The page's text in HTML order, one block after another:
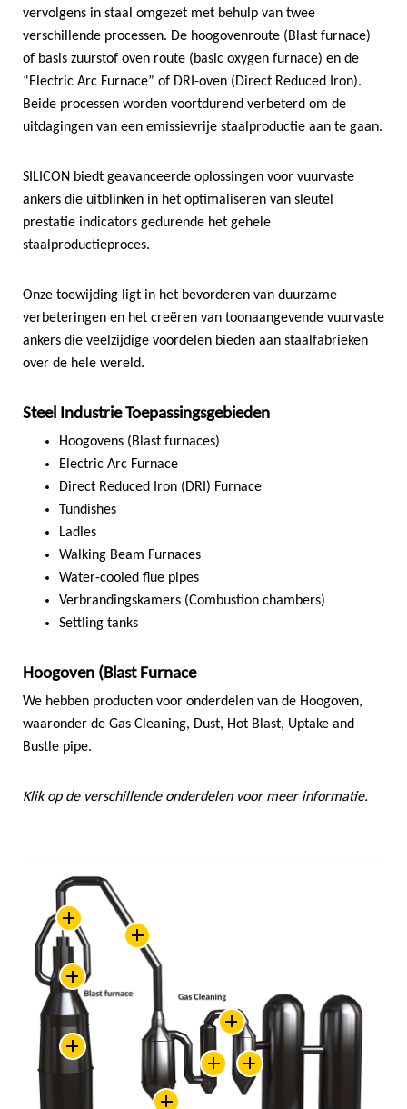
vervolgens in staal omgezet met behulp van twee
verschillende processen. De hoogovenroute (Blast furnace)
of basis zuurstof oven route (basic oxygen furnace) en de
“Electric Arc Furnace” of DRI-oven (Direct Reduced Iron).
Beide processen worden voortdurend verbeterd om de
uitdagingen van een emissievrije staalproductie aan te gaan.
SILICON biedt geavanceerde oplossingen voor vuurvaste
ankers die uitblinken in het optimaliseren van sleutel
prestatie indicators gedurende het gehele
staalproductieproces.
Onze toewijding ligt in het bevorderen van duurzame
verbeteringen en het creëren van toonaangevende vuurvaste
ankers die veelzijdige voordelen bieden aan staalfabrieken
over de hele wereld.
Steel Industrie Toepassingsgebieden
Hoogovens (Blast furnaces)
Electric Arc Furnace
Direct Reduced Iron (DRI) Furnace
Tundishes
Ladles
Walking Beam Furnaces
Water-cooled flue pipes
Verbrandingskamers (Combustion chambers)
Settling tanks
Hoogoven (Blast Furnace
We hebben producten voor onderdelen van de Hoogoven,
waaronder de Gas Cleaning, Dust, Hot Blast, Uptake and
Bustle pipe.
Klik op de verschillende onderdelen voor meer informatie.